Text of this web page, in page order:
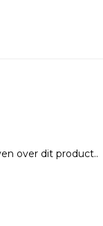
over dit product..